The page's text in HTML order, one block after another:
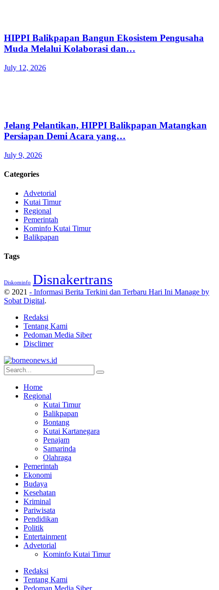
HIPPI Balikpapan Bangun Ekosistem Pengusaha
Muda Melalui Kolaborasi dan…
July 12, 2026
Jelang Pelantikan, HIPPI Balikpapan Matangkan
Persiapan Demi Acara yang…
July 9, 2026
Categories
Advetorial
Kutai Timur
Regional
Pemerintah
Kominfo Kutai Timur
Balikpapan
Tags
Diskominfo Disnakertrans
© 2021 - Informasi Berita Terkini dan Terbaru Hari Ini Manage by
Sobat Digital.
Redaksi
Tentang Kami
Pedoman Media Siber
Disclimer
Home
Regional
Kutai Timur
Balikpapan
Bontang
Kutai Kartanegara
Penajam
Samarinda
Olahraga
Pemerintah
Ekonomi
Budaya
Kesehatan
Kriminal
Pariwisata
Pendidikan
Politik
Entertainment
Advetorial
Kominfo Kutai Timur
Redaksi
Tentang Kami
Pedoman Media Siber